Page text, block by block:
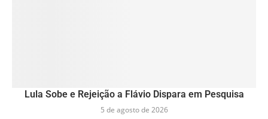
Lula Sobe e Rejeição a Flávio Dispara em Pesquisa
5 de agosto de 2026